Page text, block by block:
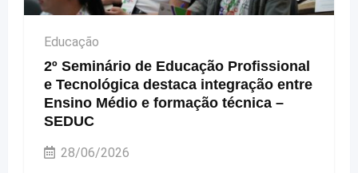
Educação
2º Seminário de Educação Profissional
e Tecnológica destaca integração entre
Ensino Médio e formação técnica –
SEDUC
28/06/2026